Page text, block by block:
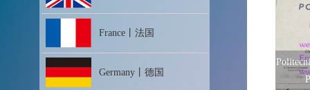
France丨法国
Germany丨德国